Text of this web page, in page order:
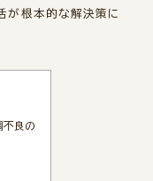
が根本的な解決策に
不良の